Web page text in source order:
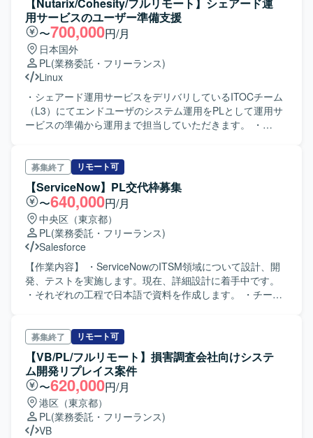
ース申請書を作成します。 【開発環境】 開発言語：PHP、
JavaScript、CSS DB：Amazon Aurora 基盤：AWS OS：
Linux、 Windows
用サービスのユーザー準備支援
〜700,000円/月
日本国外
PL(業務委託・フリーランス)
Linux
・シェアード運用サービスをデリバリしているITOCチーム
（L3）にてエンドユーザのシステム運用をPLとして運用サ
ービスの準備から運用まで担当していただきます。 ・
・スキル面が要件を満たしている方でスタンバイ業務NGの
方は、スタンバイなしでも構いません。
募集終了 リモート可
【ServiceNow】PL交代枠募集
〜640,000円/月
中央区（東京都）
PL(業務委託・フリーランス)
Salesforce
【作業内容】 ・ServiceNowのITSM領域について設計、開
発、テストを実施します。現在、詳細設計に着手中です。
・それぞれの工程で日本語で資料を作成します。 ・チーム
揃っており、スムーズに業務を開始できます。
募集終了 リモート可
【VB/PL/フルリモート】損害調査会社向けシステ
ム開発リプレイス案件
〜620,000円/月
港区（東京都）
PL(業務委託・フリーランス)
VB